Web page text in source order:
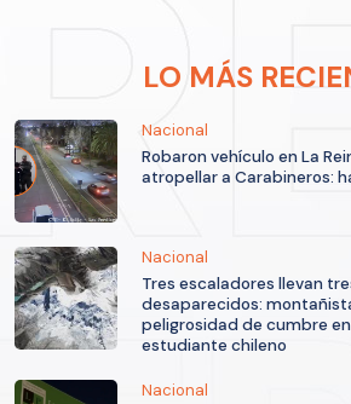
LO MÁS
Nacional
Robaron vehículo en La
atropellar a Carabineros:
Nacional
Tres escaladores llevan
desaparecidos:
peligrosidad de cumbre
estudiante chileno
Nacional